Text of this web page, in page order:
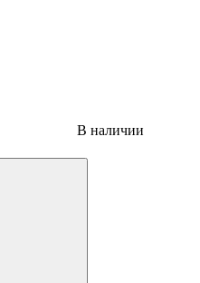
В наличии